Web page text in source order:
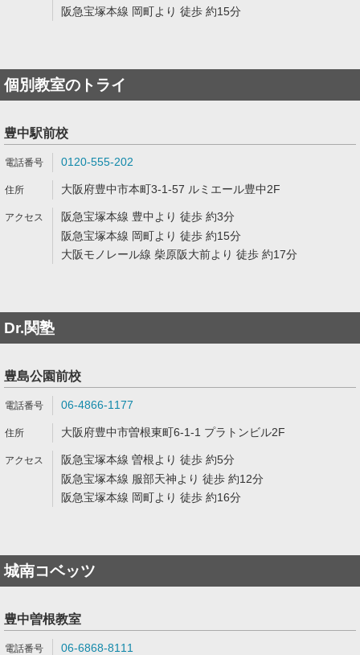
阪急宝塚本線 岡町より 徒歩 約15分
個別教室のトライ
豊中駅前校
0120-555-202
大阪府豊中市本町3-1-57 ルミエール豊中2F
阪急宝塚本線 豊中より 徒歩 約3分
阪急宝塚本線 岡町より 徒歩 約15分
大阪モノレール線 柴原阪大前より 徒歩 約17分
Dr.関塾
豊島公園前校
06-4866-1177
大阪府豊中市曽根東町6-1-1 プラトンビル2F
阪急宝塚本線 曽根より 徒歩 約5分
阪急宝塚本線 服部天神より 徒歩 約12分
阪急宝塚本線 岡町より 徒歩 約16分
城南コベッツ
豊中曽根教室
06-6868-8111